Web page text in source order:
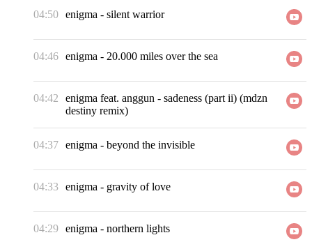
04:50 enigma - silent warrior
04:46 enigma - 20.000 miles over the sea
04:42 enigma feat. anggun - sadeness (part ii) (mdzn
destiny remix)
04:37 enigma - beyond the invisible
04:33 enigma - gravity of love
04:29 enigma - northern lights